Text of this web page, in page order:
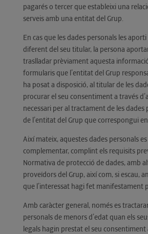
pagarés o tercer que estableixi una
serveis amb una entitat del Grup.
En cas que les dades personals les
diferent del seu titular, la persona
traslladar prèviament aquesta
formularis que l’entitat del Grup
ha posat a disposició, al titular de les
procurar el seu consentiment a través
necessari per al tractament de les
de l’entitat del Grup que correspongui en
Així mateix, aquestes dades personals
complementar, complint els requisits
Normativa de protecció de dades, amb
proveïdors del Grup, així com, si escau,
que l’interessat hagi fet manifestament
Amb caràcter general, només es
personals de menors d’edat quan els
legals hagin prestat el seu consentiment